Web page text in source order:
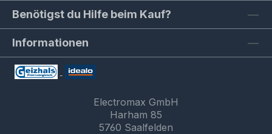
Benötigst du Hilfe beim Kauf?
Informationen
Electromax GmbH
Harham 85
5760 Saalfelden